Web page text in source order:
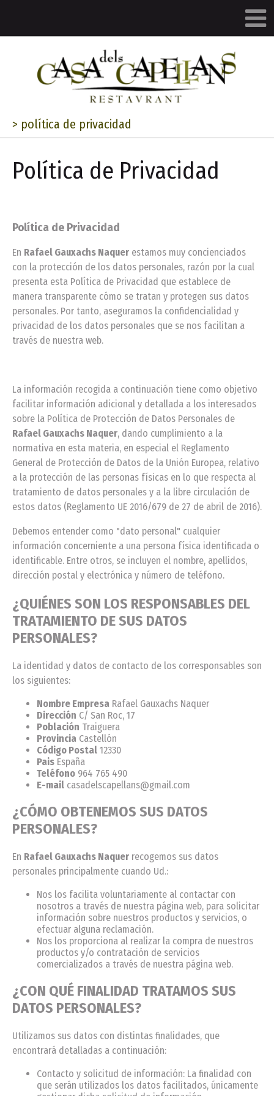
> política de privacidad
Política de Privacidad
Política de Privacidad
En Rafael Gauxachs Naquer estamos muy concienciados
con la protección de los datos personales, razón por la cual
presenta esta Política de Privacidad que establece de
manera transparente cómo se tratan y protegen sus datos
personales. Por tanto, aseguramos la confidencialidad y
privacidad de los datos personales que se nos facilitan a
través de nuestra web.
La información recogida a continuación tiene como objetivo
facilitar información adicional y detallada a los interesados
sobre la Política de Protección de Datos Personales de
Rafael Gauxachs Naquer, dando cumplimiento a la
normativa en esta materia, en especial el Reglamento
General de Protección de Datos de la Unión Europea, relativo
a la protección de las personas físicas en lo que respecta al
tratamiento de datos personales y a la libre circulación de
estos datos (Reglamento UE 2016/679 de 27 de abril de 2016).
Debemos entender como "dato personal" cualquier
información concerniente a una persona física identificada o
identificable. Entre otros, se incluyen el nombre, apellidos,
dirección postal y electrónica y número de teléfono.
¿QUIÉNES SON LOS RESPONSABLES DEL
TRATAMIENTO DE SUS DATOS
PERSONALES?
La identidad y datos de contacto de los corresponsables son
los siguientes:
Nombre Empresa Rafael Gauxachs Naquer
Dirección C/ San Roc, 17
Población Traiguera
Provincia Castellón
Código Postal 12330
Pais España
Teléfono 964 765 490
E-mail casadelscapellans@gmail.com
¿CÓMO OBTENEMOS SUS DATOS
PERSONALES?
En Rafael Gauxachs Naquer recogemos sus datos
personales principalmente cuando Ud.:
Nos los facilita voluntariamente al contactar con
nosotros a través de nuestra página web, para solicitar
información sobre nuestros productos y servicios, o
efectuar alguna reclamación.
Nos los proporciona al realizar la compra de nuestros
productos y/o contratación de servicios
comercializados a través de nuestra página web.
¿CON QUÉ FINALIDAD TRATAMOS SUS
DATOS PERSONALES?
Utilizamos sus datos con distintas finalidades, que
encontrará detalladas a continuación:
Contacto y solicitud de información: La finalidad con
que serán utilizados los datos facilitados, únicamente